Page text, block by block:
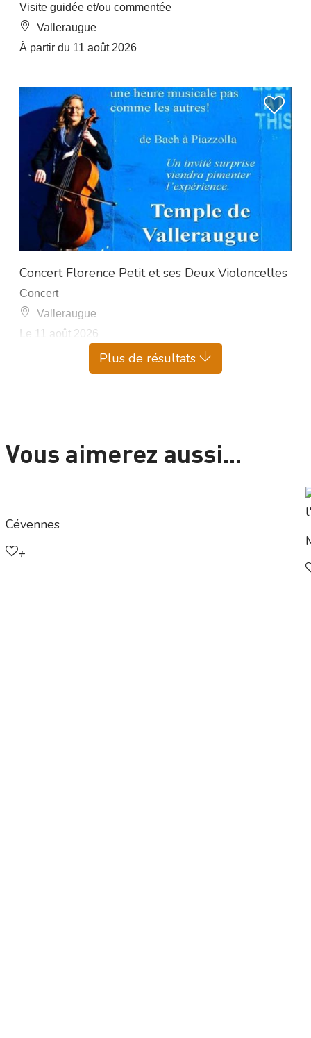
Visite guidée et/ou commentée
Valleraugue
À partir du 11 août 2026
Concert Florence Petit et ses Deux Violoncelles
Concert
Valleraugue
Le 11 août 2026
Plus de résultats
Vous aimerez aussi...
Cévennes
+